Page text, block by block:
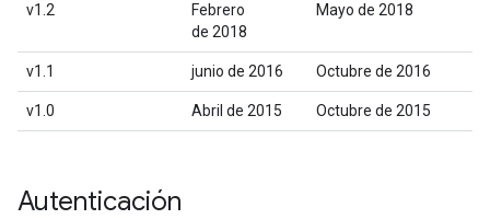
v1.2
Febrero
de 2018
Mayo de 2018
v1.1 junio de 2016 Octubre de 2016
v1.0 Abril de 2015 Octubre de 2015
Autenticación